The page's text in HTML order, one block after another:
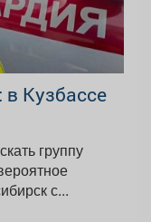
Кузбассе
группу
с...